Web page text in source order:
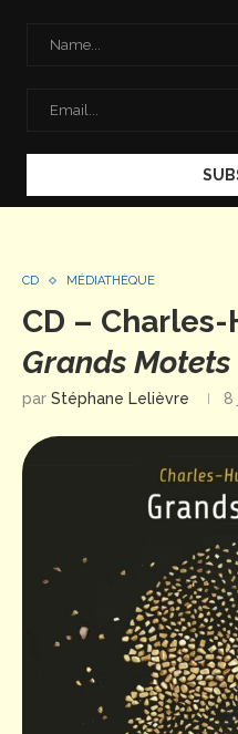
CD MÉDIATHÈQUE
CD –
Grands Motets
par Stéphane Lelièvre 8